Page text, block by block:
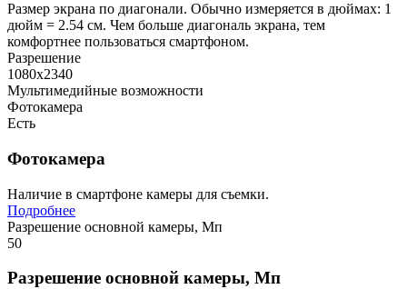
Размер экрана по диагонали. Обычно измеряется в дюймах: 1
дюйм = 2.54 см. Чем больше диагональ экрана, тем
комфортнее пользоваться смартфоном.
Разрешение
1080х2340
Мультимедийные возможности
Фотокамера
Есть
Фотокамера
Наличие в смартфоне камеры для съемки.
Подробнее
Разрешение основной камеры, Мп
50
Разрешение основной камеры, Мп